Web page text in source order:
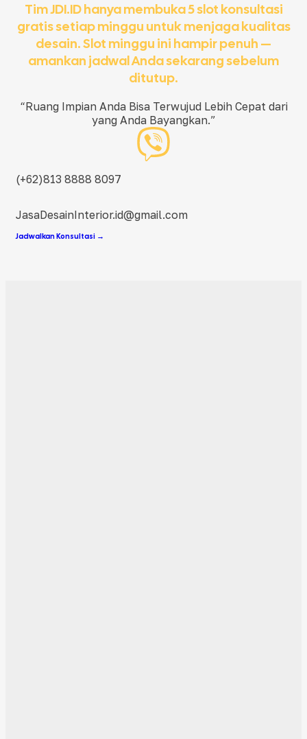
Tim JDI.ID hanya membuka 5 slot konsultasi
gratis setiap minggu untuk menjaga kualitas
desain. Slot minggu ini hampir penuh —
amankan jadwal Anda sekarang sebelum
ditutup.
“Ruang Impian Anda Bisa Terwujud Lebih Cepat dari
yang Anda Bayangkan.”
(+62)813 8888 8097
JasaDesainInterior.id@gmail.com
Jadwalkan Konsultasi →